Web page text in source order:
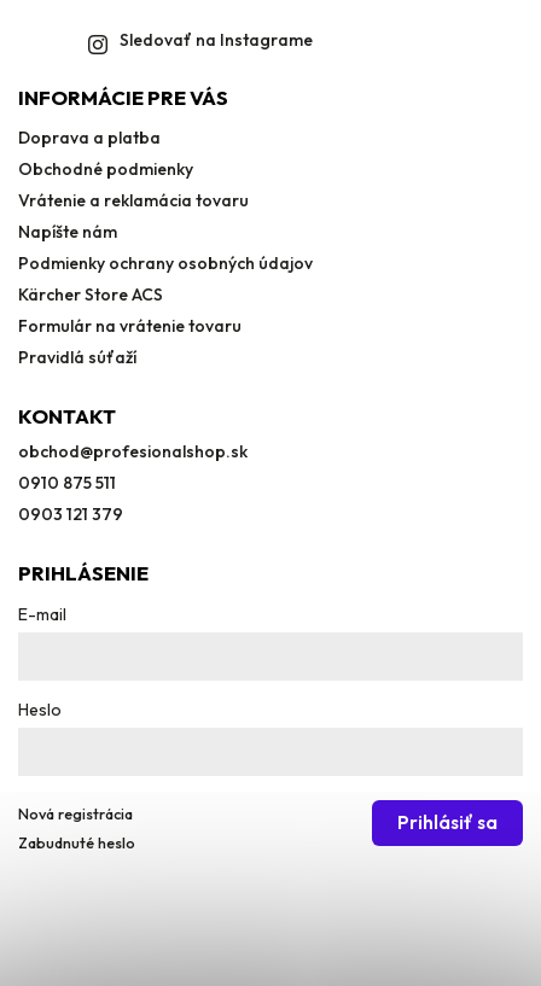
Sledovať na Instagrame
INFORMÁCIE PRE VÁS
Doprava a platba
Obchodné podmienky
Vrátenie a reklamácia tovaru
Napíšte nám
Podmienky ochrany osobných údajov
Kärcher Store ACS
Formulár na vrátenie tovaru
Pravidlá súťaží
KONTAKT
obchod@profesionalshop.sk
0910 875 511
0903 121 379
PRIHLÁSENIE
E-mail
Heslo
Prihlásiť sa
Nová registrácia
Zabudnuté heslo